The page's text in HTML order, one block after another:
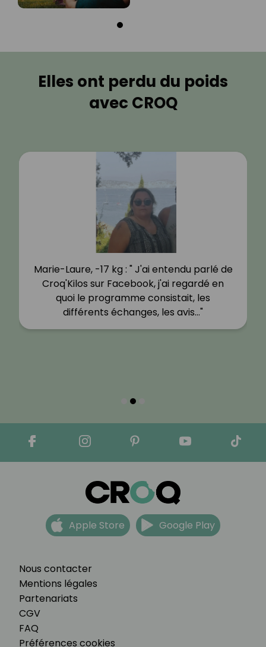
Elles ont perdu du poids
avec CROQ
Marie-Laure, -17 kg : " J'ai entendu parlé de
Croq'Kilos sur Facebook, j'ai regardé en
quoi le programme consistait, les
différents échanges, les avis…"
Nous contacter
Mentions légales
Partenariats
CGV
FAQ
Préférences cookies
Apple Store Google Play